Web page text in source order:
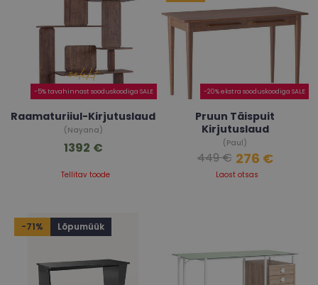
-5% tavahinnast sooduskoodiga SALE
Raamaturiiul-Kirjutuslaud
(Nayana)
Tellitav toode
1392 €
-20% ekstra sooduskoodiga SALE
Pruun Täispuit
Kirjutuslaud
(Paul)
Laost otsas
449 € 276 €
-71% Lõpumüük